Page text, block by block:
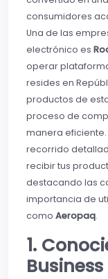
consumidores
Una de las
electrónico es
operar
resides en
productos de
proceso de
manera
recorrido
recibir tus
destacando las
importancia de
como Aeropaq.
1.
Business